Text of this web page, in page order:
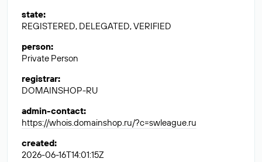
state:
REGISTERED, DELEGATED, VERIFIED
person:
Private Person
registrar:
DOMAINSHOP-RU
admin-contact:
https://whois.domainshop.ru/?c=swleague.ru
created:
2026-06-16T14:01:15Z